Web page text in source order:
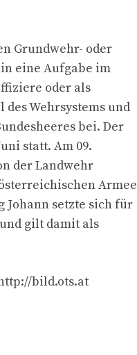
Grundwehr- oder
eine Aufgabe im
oder als
Wehrsystems und
bei. Der
statt. Am 09.
der Landwehr
Armee
Johann setzte sich für
gilt damit als
bild.ots.at